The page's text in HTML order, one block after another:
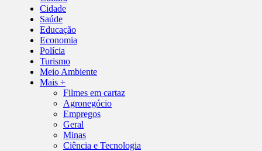
Cidade
Saúde
Educação
Economia
Polícia
Turismo
Meio Ambiente
Mais +
Filmes em cartaz
Agronegócio
Empregos
Geral
Minas
Ciência e Tecnologia